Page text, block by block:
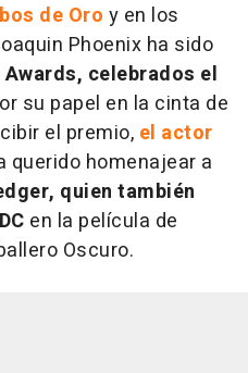
de Oro y en los
Phoenix ha sido
Awards, celebrados el
su papel en la cinta de
el premio, el actor
querido homenajear a
quien también
en la película de
Oscuro.